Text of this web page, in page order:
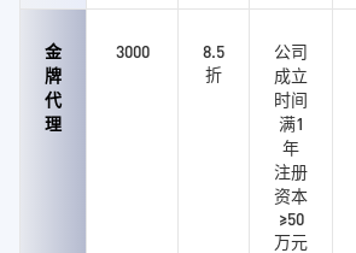
金
牌
代
理
3000
8.5
折
公司
成立
时间
满1
年
注册
资本
≥50
万元